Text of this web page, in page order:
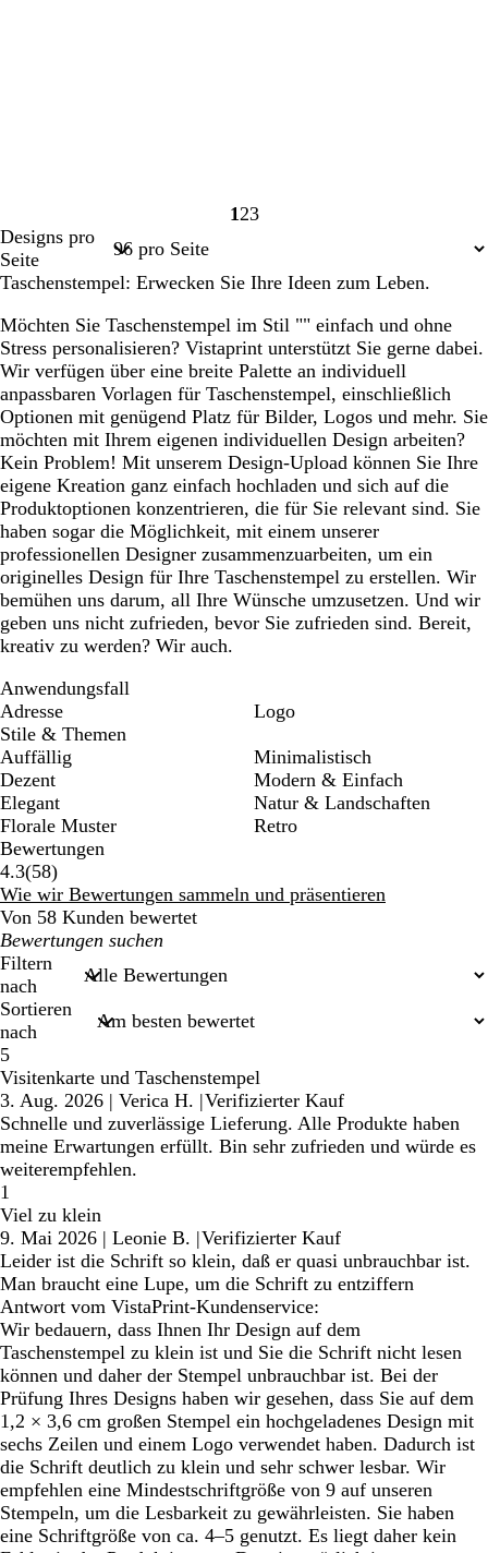
Seite
1 Seite
2Seite
3
Designs pro
Seite
Taschenstempel: Erwecken Sie Ihre Ideen zum Leben.
Möchten Sie Taschenstempel im Stil "" einfach und ohne
Stress personalisieren? Vistaprint unterstützt Sie gerne dabei.
Wir verfügen über eine breite Palette an individuell
anpassbaren Vorlagen für Taschenstempel, einschließlich
Optionen mit genügend Platz für Bilder, Logos und mehr. Sie
möchten mit Ihrem eigenen individuellen Design arbeiten?
Kein Problem! Mit unserem Design-Upload können Sie Ihre
eigene Kreation ganz einfach hochladen und sich auf die
Produktoptionen konzentrieren, die für Sie relevant sind. Sie
haben sogar die Möglichkeit, mit einem unserer
professionellen Designer zusammenzuarbeiten, um ein
originelles Design für Ihre Taschenstempel zu erstellen. Wir
bemühen uns darum, all Ihre Wünsche umzusetzen. Und wir
geben uns nicht zufrieden, bevor Sie zufrieden sind. Bereit,
kreativ zu werden? Wir auch.
Anwendungsfall
Adresse
Logo
Stile & Themen
Auffällig
Dezent
Elegant
Florale Muster
Minimalistisch
Modern & Einfach
Natur & Landschaften
Retro
Bewertungen
4.3(5858
Bewertungen
)
Wie wir Bewertungen sammeln und präsentieren
Von 58 Kunden bewertet
Meine
Sucheingaben
Filtern
nach
Sortieren
nach
5
Visitenkarte und Taschenstempel
3. Aug. 2026 | Verica H. |Verifizierter Kauf
Schnelle und zuverlässige Lieferung. Alle Produkte haben
meine Erwartungen erfüllt. Bin sehr zufrieden und würde es
weiterempfehlen.
1
Viel zu klein
9. Mai 2026 | Leonie B. |Verifizierter Kauf
Leider ist die Schrift so klein, daß er quasi unbrauchbar ist.
Man braucht eine Lupe, um die Schrift zu entziffern
Antwort vom VistaPrint-Kundenservice:
Wir bedauern, dass Ihnen Ihr Design auf dem
Taschenstempel zu klein ist und Sie die Schrift nicht lesen
können und daher der Stempel unbrauchbar ist. Bei der
Prüfung Ihres Designs haben wir gesehen, dass Sie auf dem
1,2 × 3,6 cm großen Stempel ein hochgeladenes Design mit
sechs Zeilen und einem Logo verwendet haben. Dadurch ist
die Schrift deutlich zu klein und sehr schwer lesbar. Wir
empfehlen eine Mindestschriftgröße von 9 auf unseren
Stempeln, um die Lesbarkeit zu gewährleisten. Sie haben
eine Schriftgröße von ca. 4–5 genutzt. Es liegt daher kein